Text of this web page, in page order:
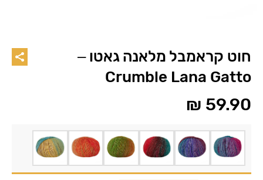
חוט קראמבל מלאנה גאטו –
Crumble Lana Gatto
₪ 59.90